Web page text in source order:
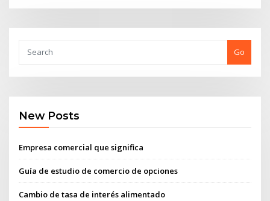
Go
New Posts
Empresa comercial que significa
Guía de estudio de comercio de opciones
Cambio de tasa de interés alimentado